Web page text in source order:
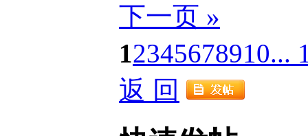
下一页 »
12345678910...
返 回